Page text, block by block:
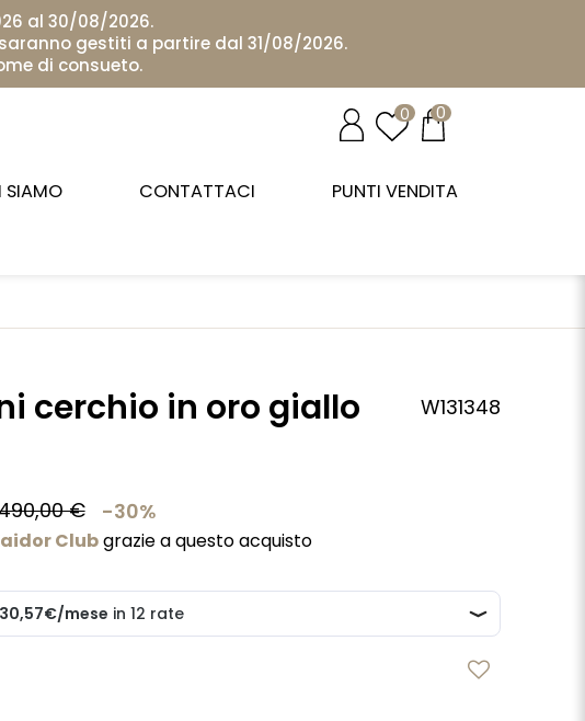
al 30/08/2026.
gestiti a partire dal 31/08/2026.
di consueto.
0 0
SIAMO CONTATTACI PUNTI VENDITA
cerchio in oro giallo
W131348
€ -30%
Clubgrazie a questo acquisto